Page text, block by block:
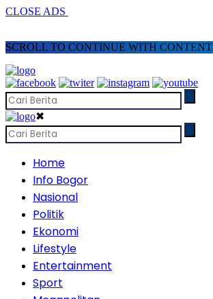
CLOSE ADS
SCROLL TO CONTINUE WITH CONTENT
✖
Home
Info Bogor
Nasional
Politik
Ekonomi
Lifestyle
Entertainment
Sport